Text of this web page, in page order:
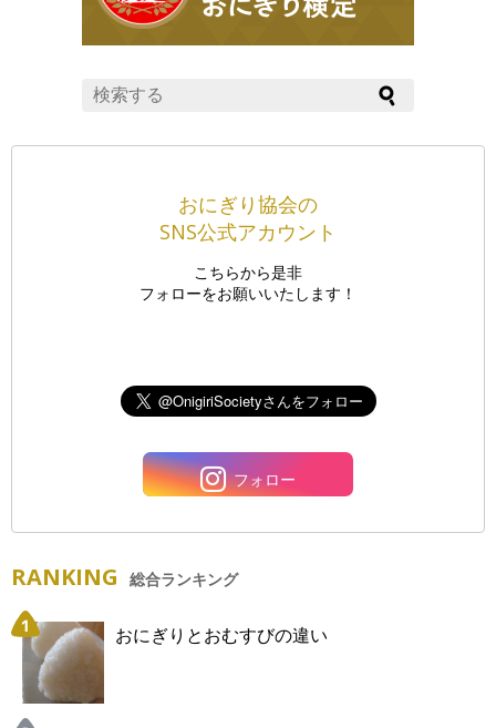
おにぎり協会の
SNS公式アカウント
こちらから是非
フォローをお願いいたします！
フォロー
RANKING 総合ランキング
おにぎりとおむすびの違い